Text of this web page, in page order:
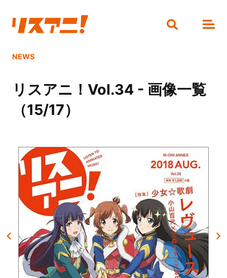
NEWS
リスアニ！Vol.34 - 画像一覧
（15/17）